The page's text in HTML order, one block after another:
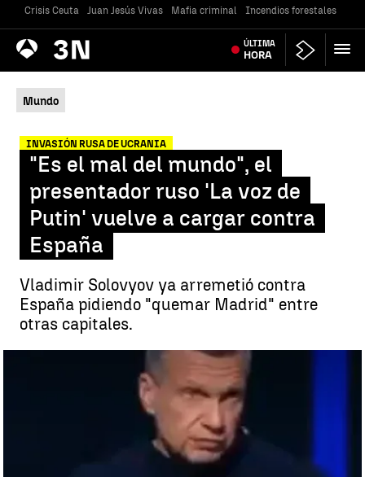
Crisis Ceuta Juan Jesús Vivas Mafia criminal Incendios forestales
Antena
3 Noticias ÚLTIMA
HORA
Mundo
INVASIÓN RUSA DE UCRANIA
"Es el mal del mundo", el
presentador ruso 'La voz de
Putin' vuelve a cargar contra
España
Vladimir Solovyov ya arremetió contra
España pidiendo "quemar Madrid" entre
otras capitales.
cargar contra España |